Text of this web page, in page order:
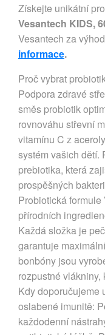
Získejte unikátní
Vesantech KIDS,
Vesantech za
informace.
Proč vybrat
Podpora zdravé
směs probiotik
rovnováhu střevní
vitamínu C z
systém vašich dětí.
prebiotika, která
prospěšných
Probiotická
přírodních
Každá složka je
garantuje
bonbóny jsou
rozpustné vlákniny,
Kdy doporučujeme
oslabené imunitě:
každodenní